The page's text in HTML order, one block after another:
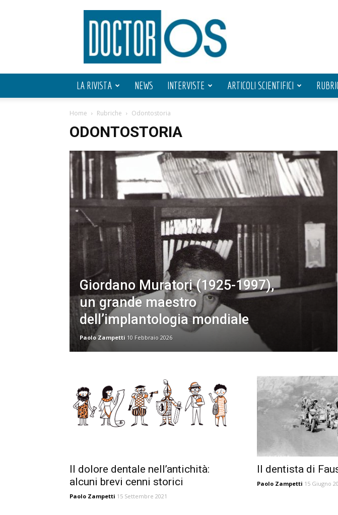
Doctor
OS
LA RIVISTA NEWS INTERVISTE ARTICOLI SCIENTIFICI
Home Rubriche Odontostoria
ODONTOSTORIA
Giordano Muratori (1925-1997),
un grande maestro
dell’implantologia mondiale
Paolo Zampetti 10 Febbraio 2026
Il dolore dentale nell’antichità:
alcuni brevi cenni storici
Paolo Zampetti 15 Settembre 2021
Il dentista di
Paolo Zampetti 15 Giugno